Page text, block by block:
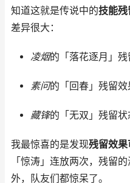
知道这就是传说中的技能残
差异很大：
凌烟的「落花逐月」
素问的「回春」残留
藏锋的「无双」残留
我最惊喜的是发现残留效果
「惊涛」连放两次，残留
外，队友们都惊呆了。